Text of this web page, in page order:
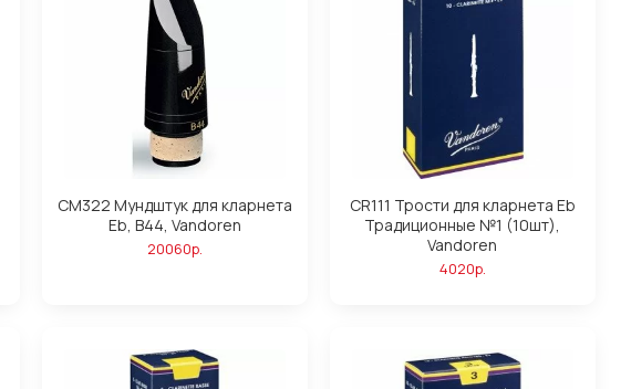
CM322 Мундштук для кларнета
Eb, B44, Vandoren
20060р.
CR111 Трости для кларнета Eb
Традиционные №1 (10шт),
Vandoren
4020р.